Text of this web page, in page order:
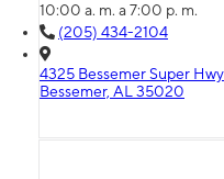
10:00 a. m. a 7:00 p. m.
(205) 434-2104
4325 Bessemer Super Hwy
Bessemer, AL 35020